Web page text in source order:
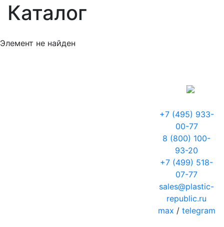
Каталог
Элемент не найден
+7 (495) 933-
00-77
8 (800) 100-
93-20
+7 (499) 518-
07-77
sales@plastic-
republic.ru
max / telegram